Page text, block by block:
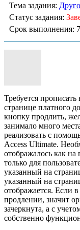
Тема задания:
Статус задания:
Срок выполнения:
Требуется
странице платного
кнопку продлить,
занимало много
реализовать с
Access Ultimate.
отображалось как
только для
указанный на
указанный на
отображается. Если
продлении, значит
зачеркнута, а с
собственно